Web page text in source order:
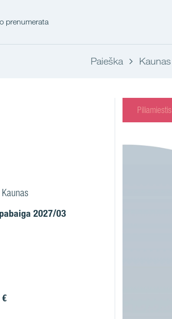
prenumerata
Paieška Kaunas
Piliamiestis
2027/03